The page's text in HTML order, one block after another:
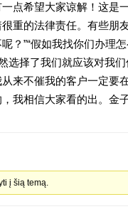
一点希望大家谅解！这是
重的法律责任。有些朋
？”“假如我找你们办理
选择了我们就应该对我
来不催我的客户一定要
我相信大家看的出。金
į šią temą.